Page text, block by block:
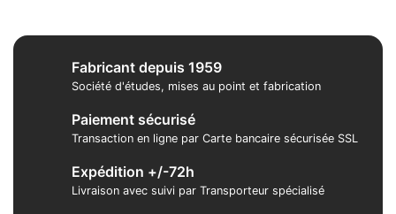
Fabricant depuis 1959
Société d'études, mises au point et fabrication
Paiement sécurisé
Transaction en ligne par Carte bancaire sécurisée SSL
Expédition +/-72h
Livraison avec suivi par Transporteur spécialisé